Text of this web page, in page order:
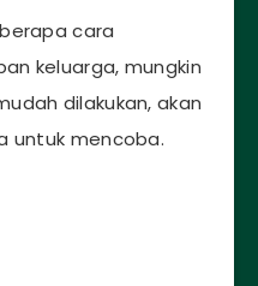
cara
keluarga, mungkin
dilakukan, akan
untuk mencoba.